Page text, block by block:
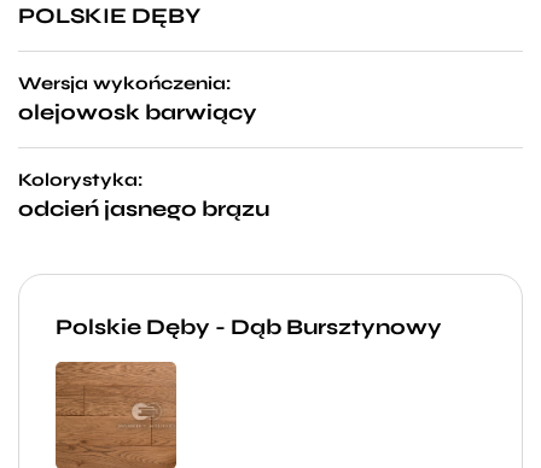
POLSKIE DĘBY
Wersja wykończenia:
olejowosk barwiący
Kolorystyka:
odcień jasnego brązu
Polskie Dęby - Dąb Bursztynowy